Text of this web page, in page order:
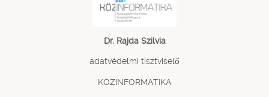
Dr. Rajda Szilvia
adatvédelmi tisztviselő
KÖZINFORMATIKA